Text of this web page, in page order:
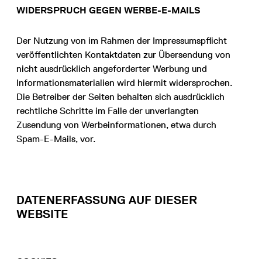
WIDERSPRUCH GEGEN WERBE-E-MAILS
Der Nutzung von im Rahmen der Impressumspflicht
veröffentlichten Kontaktdaten zur Übersendung von
nicht ausdrücklich angeforderter Werbung und
Informationsmaterialien wird hiermit widersprochen.
Die Betreiber der Seiten behalten sich ausdrücklich
rechtliche Schritte im Falle der unverlangten
Zusendung von Werbeinformationen, etwa durch
Spam-E-Mails, vor.
DATENERFASSUNG AUF DIESER
WEBSITE